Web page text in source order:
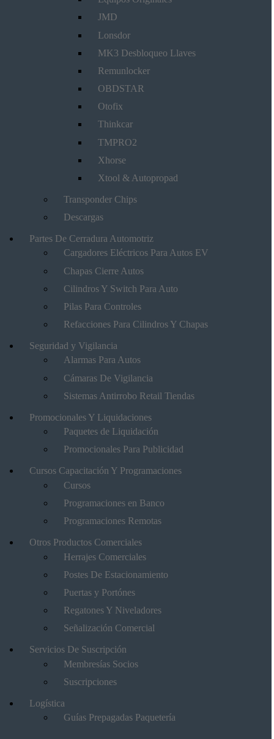
JMD
Lonsdor
MK3 Desbloqueo Llaves
Remunlocker
OBDSTAR
Otofix
Thinkcar
TMPRO2
Xhorse
Xtool & Autopropad
Transponder Chips
Descargas
Partes De Cerradura Automotriz
Cargadores Eléctricos Para Autos EV
Chapas Cierre Autos
Cilindros Y Switch Para Auto
Pilas Para Controles
Refacciones Para Cilindros Y Chapas
Seguridad y Vigilancia
Alarmas Para Autos
Cámaras De Vigilancia
Sistemas Antirrobo Retail Tiendas
Promocionales Y Liquidaciones
Paquetes de Liquidación
Promocionales Para Publicidad
Cursos Capacitación Y Programaciones
Cursos
Programaciones en Banco
Programaciones Remotas
Otros Productos Comerciales
Herrajes Comerciales
Postes De Estacionamiento
Puertas y Portónes
Regatones Y Niveladores
Señalización Comercial
Servicios De Suscripción
Membresías Socios
Suscripciones
Logística
Guías Prepagadas Paquetería